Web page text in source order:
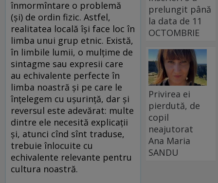
înmormîntare o problemă
(și) de ordin fizic. Astfel,
realitatea locală își face loc în
limba unui grup etnic. Există,
în limbile lumii, o mulțime de
sintagme sau expresii care
au echivalente perfecte în
limba noastră și pe care le
înțelegem cu ușurință, dar și
reversul este adevărat: multe
dintre ele necesită explicații
și, atunci cînd sînt traduse,
trebuie înlocuite cu
echivalente relevante pentru
cultura noastră.
prelungit până
la data de 11
OCTOMBRIE
Privirea ei
pierdută, de
copil
neajutorat
Ana Maria
SANDU